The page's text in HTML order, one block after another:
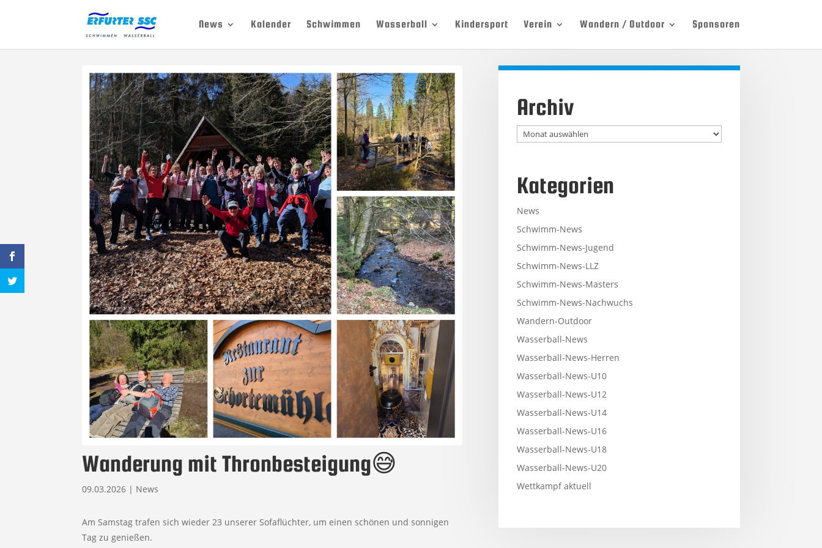
News Kalender Schwimmen Wasserball Kindersport Verein Wandern / Outdoor Sponsoren
Wanderung mit Thronbesteigung😅
09.03.2026 | News
Am Samstag trafen sich wieder 23 unserer Sofaflüchter, um einen schönen und sonnigen
Tag zu genießen.
Archiv
Archiv
Kategorien
News
Schwimm-News
Schwimm-News-Jugend
Schwimm-News-LLZ
Schwimm-News-Masters
Schwimm-News-Nachwuchs
Wandern-Outdoor
Wasserball-News
Wasserball-News-Herren
Wasserball-News-U10
Wasserball-News-U12
Wasserball-News-U14
Wasserball-News-U16
Wasserball-News-U18
Wasserball-News-U20
Wettkampf aktuell